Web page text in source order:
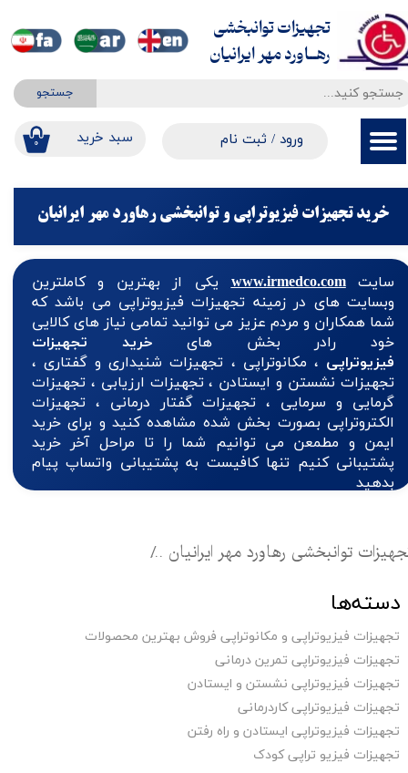
جستجو
۰ ​​سبد خرید ورود / ثبت نام
حساب کاربری من
سفارشات
خروج از حساب کاربری
تجهیزات توانبخشی
​​​​​​​رهــاورد مهر ایرانیان
سایتwww.irmedco.comیکی از بهترین و کاملترین
وبسایت های در زمینه تجهیزات فیزیوتراپی می باشد که
شما همکاران و مردم عزیز می توانید تمامی نیاز های کالایی
خود رادر بخش های خرید تجهیزات
فیزیوتراپی ، مکانوتراپی ، تجهیزات شنیداری و گفتاری ،
تجهیزات نشستن و ایستادن ، تجهیزات ارزیابی ، تجهیزات
گرمایی و سرمایی ، تجهیزات گفتار درمانی ، تجهیزات
الکتروتراپی بصورت بخش شده مشاهده کنید و برای خرید
ایمن و مطمعن می توانیم شما را تا مراحل آخر خرید
پشتیبانی کنیم تنها کافیست به پشتیبانی واتساپ پیام
بدهید
خرید تجهیزات فیزیوتراپی و توانبخشی رهاورد مهر ایرانیان
توانبخشی رهاورد مهر ایرانیان
دسته‌ها
تجهیزات فیزیوتراپی و مکانوتراپی فروش بهترین محصولات
تجهیزات فیزیوتراپی تمرین درمانی
تجهیزات فیزیوتراپی نشستن و ایستادن
تجهیزات فیزیوتراپی کاردرمانی
تجهیزات فیزیوتراپی ایستادن و راه رفتن
تجهیزات فیزیو تراپی کودک